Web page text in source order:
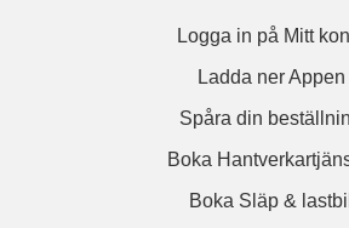
Logga in på Mitt
Ladda ner Appen
Spåra din
Boka
Boka Släp & lastbil